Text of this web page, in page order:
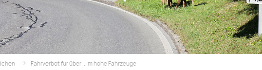
Fahrverbot für über ... m hohe Fahrzeuge